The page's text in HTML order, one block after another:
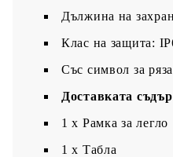
Дължина на
Клас на защита:
Със символ за
Доставката
1 x Рамка за легло
1 x Табла